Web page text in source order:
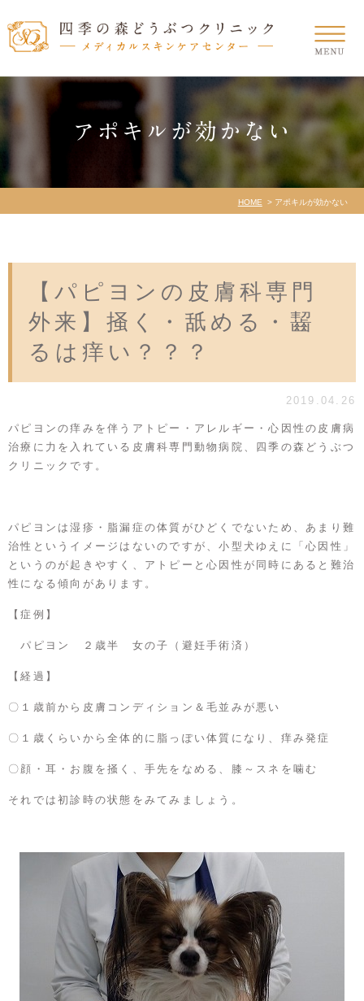
アポキルが効かない
HOME アポキルが効かない
【パピヨンの皮膚科専門
外来】掻く・舐める・齧
るは痒い？？？
2019.04.26
パピヨンの痒みを伴うアトピー・アレルギー・心因性の皮膚病
治療に力を入れている皮膚科専門動物病院、四季の森どうぶつ
クリニックです。
パピヨンは湿疹・脂漏症の体質がひどくでないため、あまり難
治性というイメージはないのですが、小型犬ゆえに「心因性」
というのが起きやすく、アトピーと心因性が同時にあると難治
性になる傾向があります。
【症例】
パピヨン ２歳半 女の子（避妊手術済）
【経過】
〇１歳前から皮膚コンディション＆毛並みが悪い
〇１歳くらいから全体的に脂っぽい体質になり、痒み発症
〇顔・耳・お腹を掻く、手先をなめる、膝～スネを噛む
それでは初診時の状態をみてみましょう。